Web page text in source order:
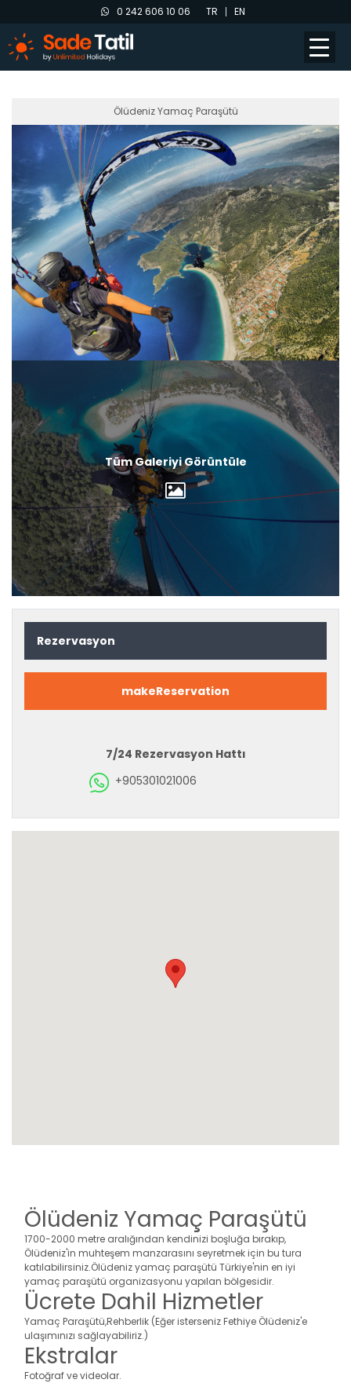
0 242 606 10 06 TR EN
Ölüdeniz Yamaç Paraşütü
Tüm Galeriyi Görüntüle
Rezervasyon
makeReservation
7/24 Rezervasyon Hattı
+905301021006
Ölüdeniz Yamaç Paraşütü
1700-2000 metre aralığından kendinizi boşluğa bırakıp,
Ölüdeniz'in muhteşem manzarasını seyretmek için bu tura
katılabilirsiniz.Ölüdeniz yamaç paraşütü Türkiye'nin en iyi
yamaç paraşütü organizasyonu yapılan bölgesidir.
Ücrete Dahil Hizmetler
Yamaç Paraşütü,Rehberlik (Eğer isterseniz Fethiye Ölüdeniz'e
ulaşımınızı sağlayabiliriz.)
Ekstralar
Fotoğraf ve videolar.